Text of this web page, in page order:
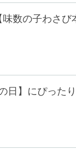
数の子わさび
日】にぴった